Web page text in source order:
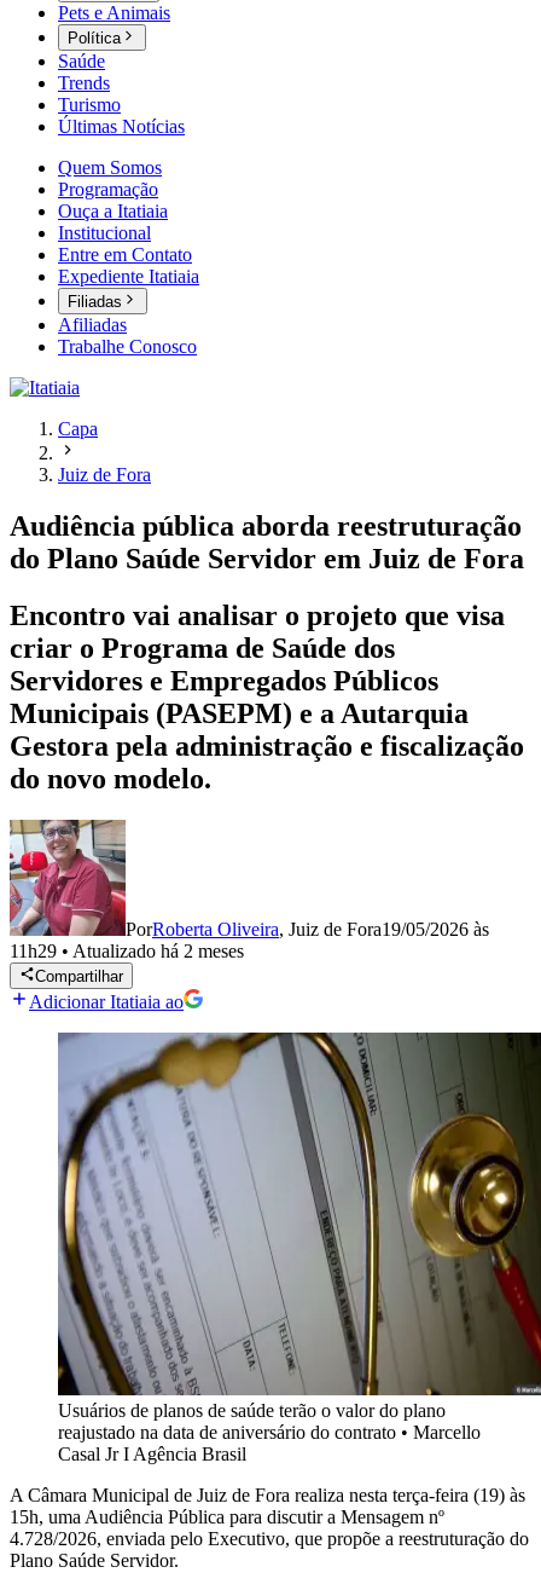
Pets e Animais
Política
Saúde
Trends
Turismo
Últimas Notícias
Quem Somos
Programação
Ouça a Itatiaia
Institucional
Entre em Contato
Expediente Itatiaia
Filiadas
Afiliadas
Trabalhe Conosco
Capa
Juiz de Fora
Audiência pública aborda reestruturação
do Plano Saúde Servidor em Juiz de Fora
Encontro vai analisar o projeto que visa
criar o Programa de Saúde dos
Servidores e Empregados Públicos
Municipais (PASEPM) e a Autarquia
Gestora pela administração e fiscalização
do novo modelo.
PorRoberta Oliveira, Juiz de Fora19/05/2026 às
11h29 • Atualizado há 2 meses
Compartilhar
Adicionar Itatiaia ao
Usuários de planos de saúde terão o valor do plano
reajustado na data de aniversário do contrato • Marcello
Casal Jr I Agência Brasil
A Câmara Municipal de Juiz de Fora realiza nesta terça-feira (19) às
15h, uma Audiência Pública para discutir a Mensagem nº
4.728/2026, enviada pelo Executivo, que propõe a reestruturação do
Plano Saúde Servidor.